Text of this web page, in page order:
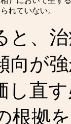
れていない。
、
向が
し直
根拠